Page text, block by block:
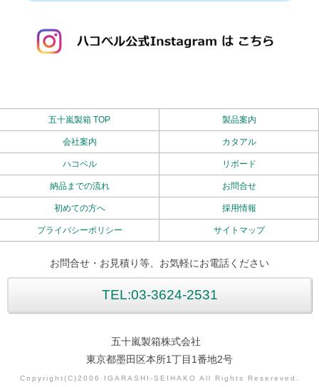
五十嵐製箱 TOP 製品案内
会社案内 カタアル
ハコベル リボード
納品までの流れ お問合せ
初めての方へ 採用情報
プライバシーポリシー サイトマップ
お問合せ・お見積り等、お気軽にお電話ください
TEL:03-3624-2531
五十嵐製箱株式会社
東京都墨田区本所1丁目1番地2号
Copyright(C)2006 IGARASHI-SEIHAKO All Rights Resereved.